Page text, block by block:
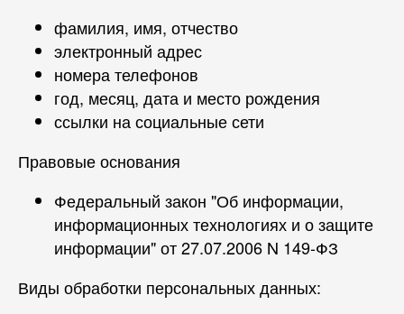
фамилия, имя, отчество
электронный адрес
номера телефонов
год, месяц, дата и место рождения
ссылки на социальные сети
Правовые основания
Федеральный закон "Об информации,
информационных технологиях и о защите
информации" от 27.07.2006 N 149-ФЗ
Виды обработки персональных данных: